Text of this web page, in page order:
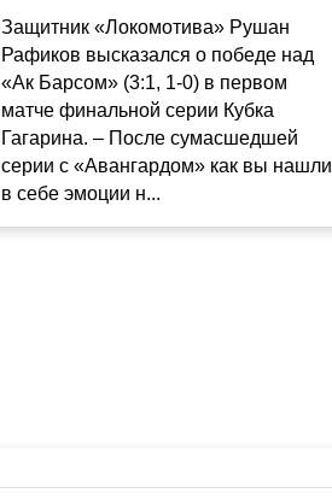
Защитник «Локомотива» Рушан
Рафиков высказался о победе над
«Ак Барсом» (3:1, 1-0) в первом
матче финальной серии Кубка
Гагарина. – После сумасшедшей
серии с «Авангардом» как вы нашли
в себе эмоции н...